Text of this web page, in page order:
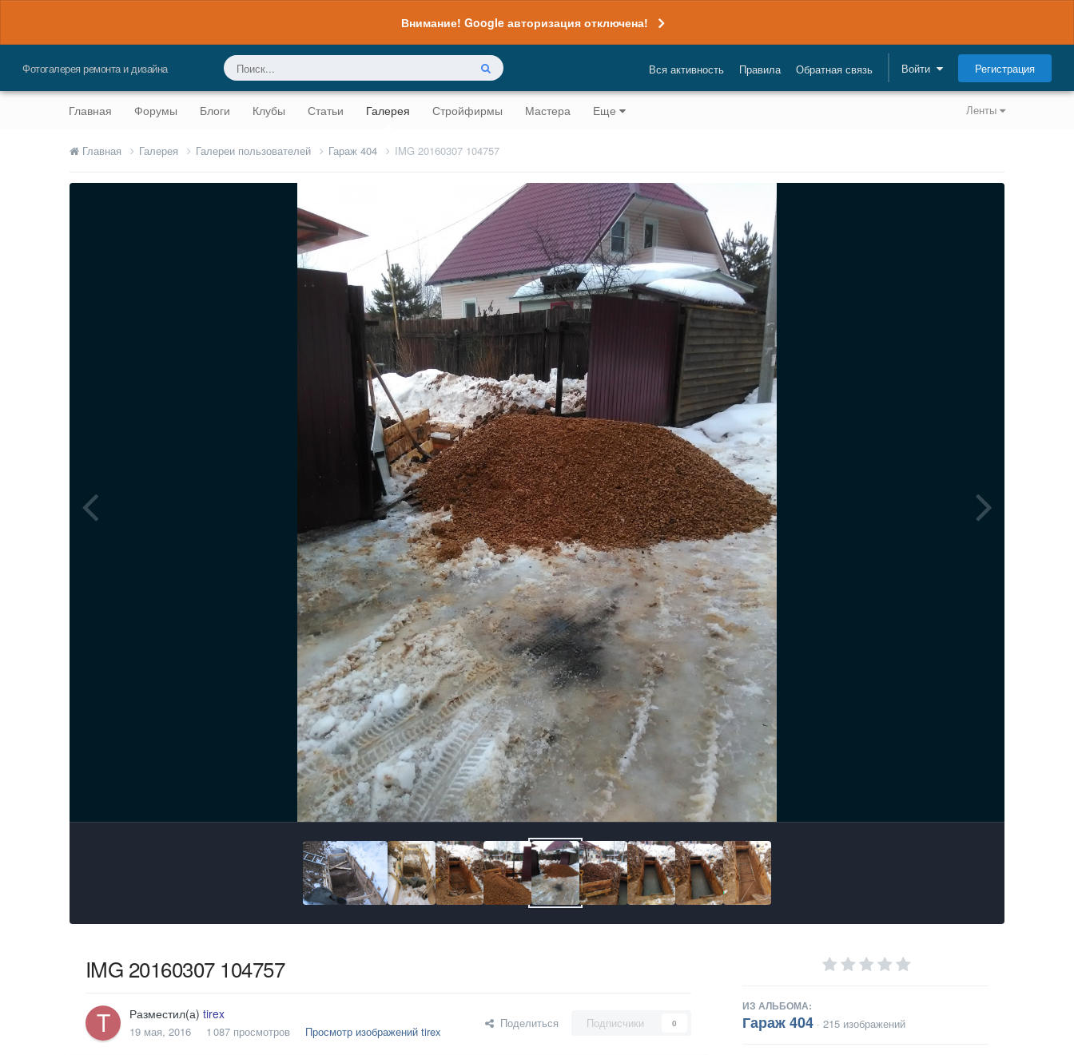
Внимание! Google авторизация отключена!
Фотогалерея ремонта и дизайна Вся активность Правила Обратная связь Войти Регистрация
Ленты
Главная Форумы Блоги Клубы Статьи Галерея Стройфирмы Мастера Еще
Главная Галерея Галереи пользователей Гараж 404 IMG 20160307 104757
IMG 20160307 104757
Разместил(а) tirex
19 мая, 2016 1 087 просмотров Просмотр изображений tirex
Поделиться Подписчики 0
ИЗ АЛЬБОМА:
Гараж 404 · 215 изображений